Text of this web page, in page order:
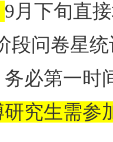
9月下旬直
段问卷星
必第一时
究生需参